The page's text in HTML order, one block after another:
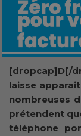
[dropcap]D[/
laisse
nombreuses
prétendent
téléphone